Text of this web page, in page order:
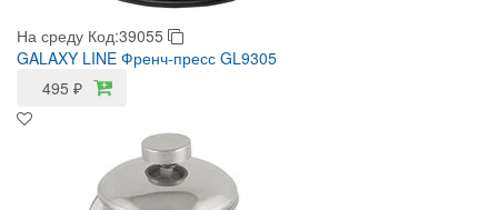
На среду Код:39055
GALAXY LINE Френч-пресс GL9305
495 ₽